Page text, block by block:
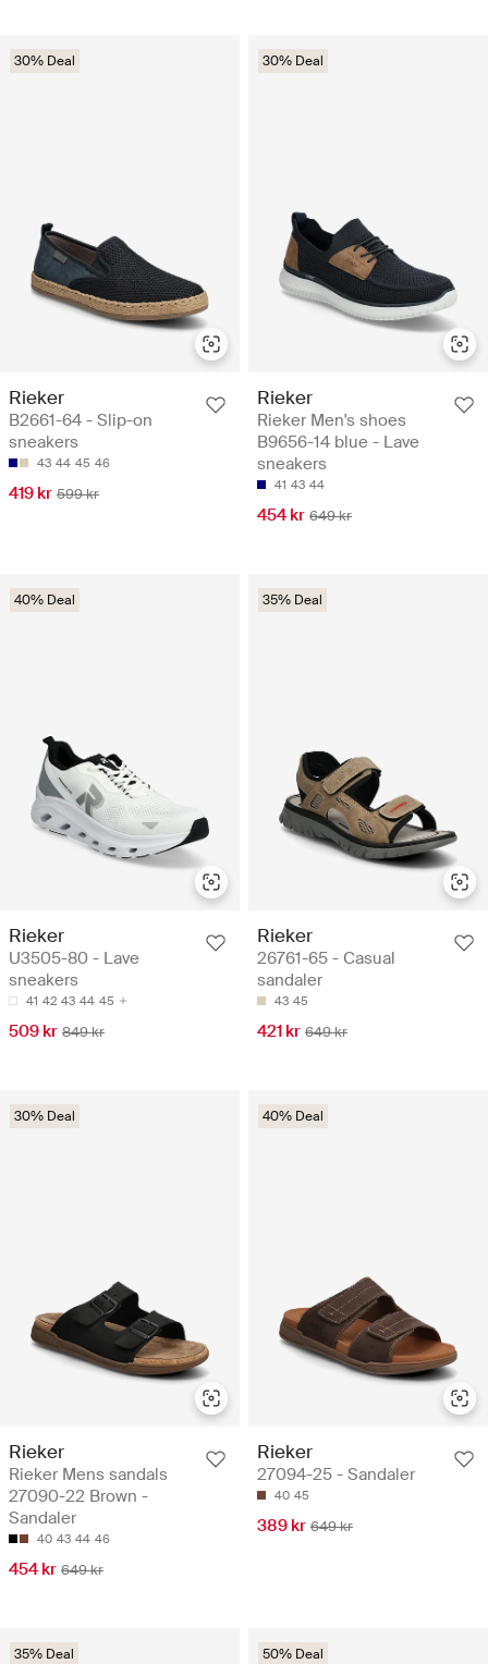
30% Deal
Rieker
B2661-64 - Slip-on
sneakers
43 44 45 46
419 kr 599 kr
30% Deal
Rieker
Rieker Men's shoes
B9656-14 blue - Lave
sneakers
41 43 44
454 kr 649 kr
40% Deal
Rieker
U3505-80 - Lave
sneakers
41 42 43 44 45
509 kr 849 kr
35% Deal
Rieker
26761-65 - Casual
sandaler
43 45
421 kr 649 kr
30% Deal
Rieker
Rieker Mens sandals
27090-22 Brown -
Sandaler
40 43 44 46
454 kr 649 kr
40% Deal
Rieker
27094-25 - Sandaler
40 45
389 kr 649 kr
35% Deal 50% Deal